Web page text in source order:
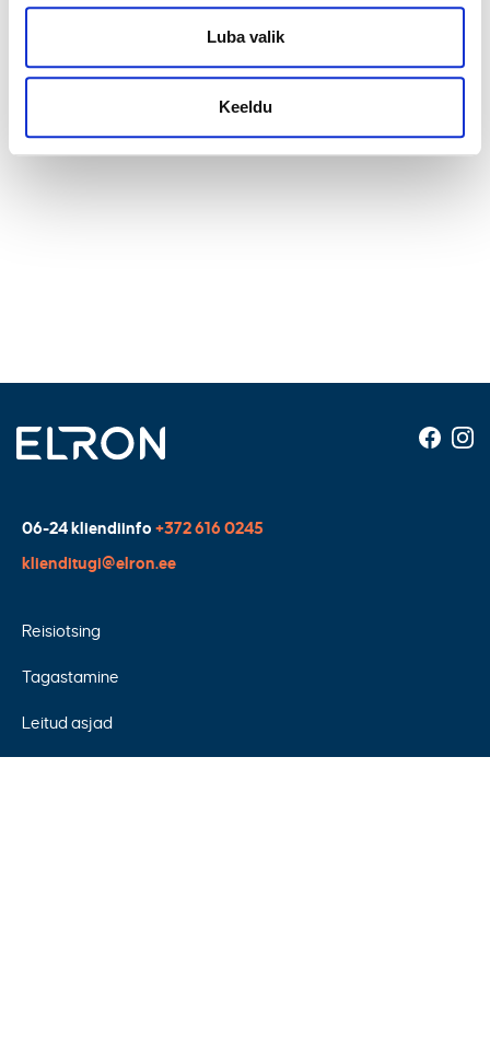
Luba valik
Keeldu
06-24 kliendiinfo +372 616 0245
klienditugi@elron.ee
Reisiotsing
Tagastamine
Leitud asjad